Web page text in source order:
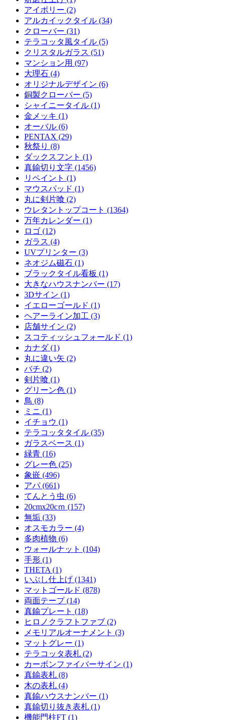
アイボリー (2)
アルカイックタイル (34)
クローバー (31)
テラコッタ風タイル (5)
クリスタルガラス (51)
マンション用 (97)
大理石 (4)
オリジナルデザイン (6)
銅製クローバー (5)
シャイニータイル (1)
金メッキ (1)
オーバル (6)
PENTAX (29)
秋祭り (8)
ダックスフント (1)
真鍮切り文字 (1456)
リペイント (1)
マウスパッド (1)
丸に剣片喰 (2)
ウレタントップコート (1364)
万年カレンダー (1)
ロゴ (12)
ガラス (4)
UVプリンター (3)
ネオジム磁石 (1)
ブラックタイル看板 (1)
大きなハウスナンバー (17)
3Dサイン (1)
イエローゴールド (1)
ヘアーライン加工 (3)
店舗サイン (2)
スコティッシュフォールド (1)
カナダ (1)
丸に違い矢 (2)
バチ (2)
剣片喰 (1)
グリーン色 (1)
鳥 (8)
ミニ (1)
イチョウ (1)
テラコッタタイル (35)
ガラスベース (1)
緑青 (16)
グレー色 (25)
象嵌 (496)
アパ (661)
てんとう虫 (6)
20cmx20cｍ (157)
無垢 (33)
オスモカラー (4)
多肉植物 (6)
ウォールナット (104)
手形 (1)
THETA (1)
いぶし仕上げ (1341)
マットゴールド (878)
両面テープ (14)
真鍮プレート (18)
ヒロノクラフトファブ (2)
メモリアルオーナメント (3)
マットグレー (1)
テラコッタ表札 (2)
カーボンファイバーサイン (1)
真鍮表札 (8)
木の表札 (4)
真鍮ハウスナンバー (1)
真鍮切り抜き表札 (1)
機能門柱FT (1)